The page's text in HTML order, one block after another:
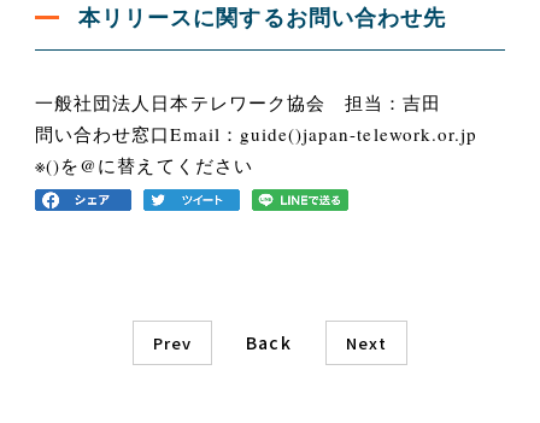
本リリースに関するお問い合わせ先
一般社団法人日本テレワーク協会 担当：吉田
問い合わせ窓口Email：guide()japan-telework.or.jp
※()を@に替えてください
Prev Back Next